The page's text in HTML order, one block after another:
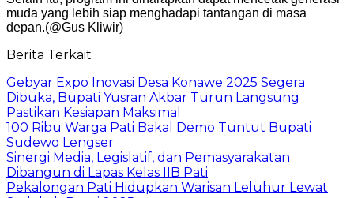
muda yang lebih siap menghadapi tantangan di masa
depan.(@Gus Kliwir)
Berita Terkait
Gebyar Expo Inovasi Desa Konawe 2025 Segera
Dibuka, Bupati Yusran Akbar Turun Langsung
Pastikan Kesiapan Maksimal
100 Ribu Warga Pati Bakal Demo Tuntut Bupati
Sudewo Lengser
Sinergi Media, Legislatif, dan Pemasyarakatan
Dibangun di Lapas Kelas IIB Pati
Pekalongan Pati Hidupkan Warisan Leluhur Lewat